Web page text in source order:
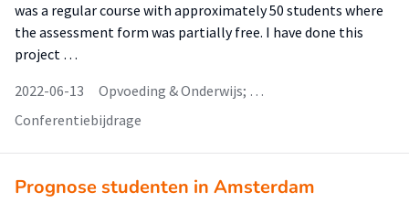
was a regular course with approximately 50 students where
the assessment form was partially free. I have done this
project …
2022-06-13
Opvoeding & Onderwijs; …
Conferentiebijdrage
Prognose studenten in Amsterdam